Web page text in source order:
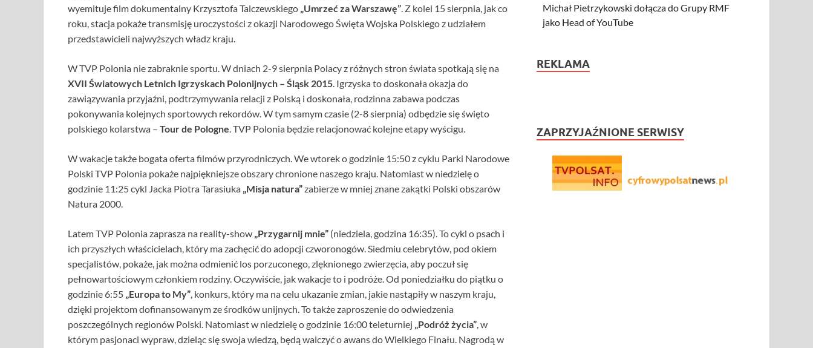
wyemituje film dokumentalny Krzysztofa Talczewskiego „Umrzeć za Warszawę”. Z kolei 15 sierpnia, jak co
roku, stacja pokaże transmisję uroczystości z okazji Narodowego Święta Wojska Polskiego z udziałem
przedstawicieli najwyższych władz kraju.
W TVP Polonia nie zabraknie sportu. W dniach 2-9 sierpnia Polacy z różnych stron świata spotkają się na
XVII Światowych Letnich Igrzyskach Polonijnych – Śląsk 2015. Igrzyska to doskonała okazja do
zawiązywania przyjaźni, podtrzymywania relacji z Polską i doskonała, rodzinna zabawa podczas
pokonywania kolejnych sportowych rekordów. W tym samym czasie (2-8 sierpnia) odbędzie się święto
polskiego kolarstwa – Tour de Pologne. TVP Polonia będzie relacjonować kolejne etapy wyścigu.
W wakacje także bogata oferta filmów przyrodniczych. We wtorek o godzinie 15:50 z cyklu Parki Narodowe
Polski TVP Polonia pokaże najpiękniejsze obszary chronione naszego kraju. Natomiast w niedzielę o
godzinie 11:25 cykl Jacka Piotra Tarasiuka „Misja natura”zabierze w mniej znane zakątki Polski obszarów
Natura 2000.
Latem TVP Polonia zaprasza na reality-show „Przygarnij mnie” (niedziela, godzina 16:35). To cykl o psach i
ich przyszłych właścicielach, który ma zachęcić do adopcji czworonogów. Siedmiu celebrytów, pod okiem
specjalistów, pokaże, jak można odmienić los porzuconego, zlęknionego zwierzęcia, aby poczuł się
pełnowartościowym członkiem rodziny. Oczywiście, jak wakacje to i podróże. Od poniedziałku do piątku o
godzinie 6:55 „Europa to My”, konkurs, który ma na celu ukazanie zmian, jakie nastąpiły w naszym kraju,
dzięki projektom dofinansowanym ze środków unijnych. To także zaproszenie do odwiedzenia
poszczególnych regionów Polski. Natomiast w niedzielę o godzinie 16:00 teleturniej „Podróż życia”, w
którym pasjonaci wypraw, dzieląc się swoja wiedzą, będą walczyć o awans do Wielkiego Finału. Nagrodą w
Michał Pietrzykowski dołącza do Grupy RMF
jako Head of YouTube
REKLAMA
ZAPRZYJAŹNIONE SERWISY